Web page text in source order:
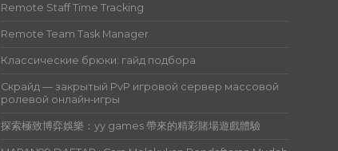
Remote Staff Time Tracking
Remote Team Task Manager
Классические брюки: гайд подбора
Скрайд — закрытый PvP игровой сервер массовой
ролевой онлайн‑игры
探索極致博弈娛樂：yy games 帶來的精彩賭場遊戲體驗